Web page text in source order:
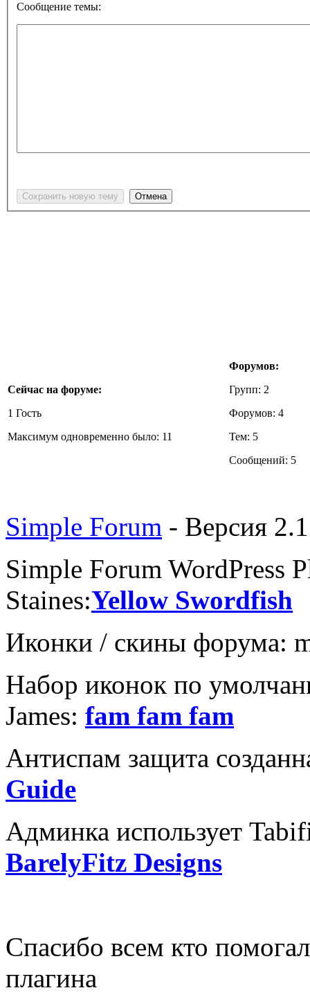
Сообщение темы:
Сейчас на форуме:
1 Гость
Максимум одновременно было: 11
Форумов:
Групп: 2
Форумов: 4
Тем: 5
Сообщений: 5
Simple Forum - Версия
Simple Forum WordPress
Staines:Yellow Swordfish
Иконки / скины форума:
Набор иконок по
James: fam fam fam
Антиспам защита
Guide
Админка использует
BarelyFitz Designs
Спасибо всем кто
плагина